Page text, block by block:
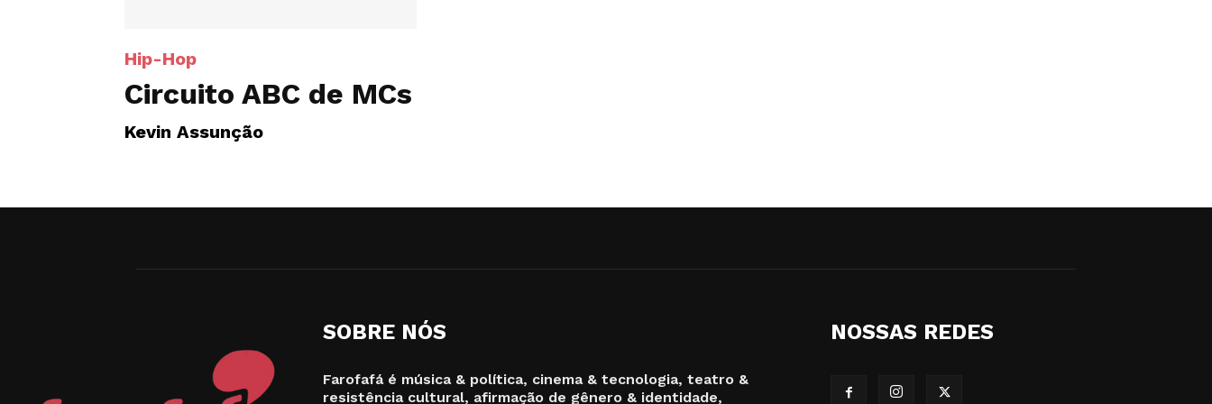
Hip-Hop
Circuito ABC de MCs
Kevin Assunção
SOBRE NÓS
Farofafá é música & política, cinema & tecnologia, teatro &
resistência cultural, afirmação de gênero & identidade,
NOSSAS REDES